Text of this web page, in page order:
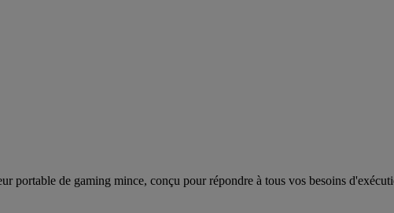
portable de gaming mince, conçu pour répondre à tous vos besoins